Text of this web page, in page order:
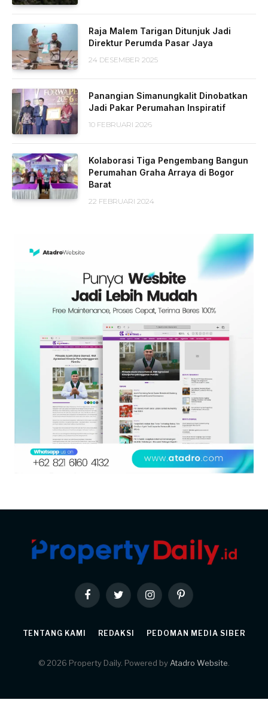
Raja Malem Tarigan Ditunjuk Jadi
Direktur Perumda Pasar Jaya
24 DESEMBER 2025
Panangian Simanungkalit Dinobatkan
Jadi Pakar Perumahan Inspiratif
10 FEBRUARI 2026
Kolaborasi Tiga Pengembang Bangun
Perumahan Graha Arraya di Bogor
Barat
22 FEBRUARI 2024
FacebookTwitter InstagramPinterest
TENTANG KAMI REDAKSI PEDOMAN MEDIA SIBER
© 2026 Property Daily. Powered by Atadro Website